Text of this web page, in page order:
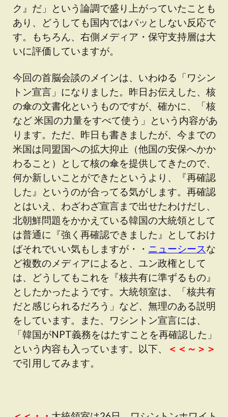
ク』だ」という論調で盛り上がっていたことも
あり、どうしても国内ではパッとしない反応で
す。もちろん、右側メディア・保守支持層は大
いに評価していますが。
今回の首脳会談のメインは、いわゆる「ワシン
トン宣言」になりました。昨日お伝えした、核
の傘の文書化というものですが、確かに、「核
など 米国の力量をすべて使う」という内容があ
ります。ただ、昨日も書きましたが、今までの
米国は同盟国への拡大抑止（他国の安保へかか
わること）として核の傘を提供してきたので、
何か新しいことができたというより、『再確認
した』というのが合ってる気がします。再確認
とはいえ、わざわざ宣言まで出せたわけだし、
北朝鮮問題をかかえている韓国の大統領として
は普通に『強く再確認できました』としておけ
ばそれでいい気もしますが・・ ニューシースな
ど複数のメディアによると、ユン政権として
は、どうしてもこれを『核共有に準ずるもの』
としたかったようです。大統領室は、「核共有
だと感じられるだろう」など、無理のある説明
をしています。また、ワシントン宣言には、
「韓国がNPT義務をはたすことを再確認した」
という内容も入っています。以下、
＜＜～＞＞
で引用してみます。